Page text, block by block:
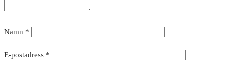
Namn *
E-postadress *